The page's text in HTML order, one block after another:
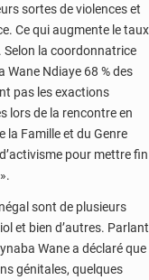
sortes de violences et
Ce qui augmente le taux
Selon la coordonnatrice
Wane Ndiaye 68 % des
pas les exactions
lors de la rencontre en
la Famille et du Genre
pour mettre fin
sont de plusieurs
et bien d’autres. Parlant
Wane a déclaré que
génitales, quelques